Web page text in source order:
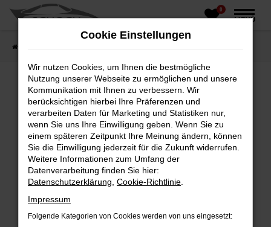
Zum
0
MENÜ
Fehler: Network Error
Beim Laden ist ein Fehler aufgetreten.
Hier sind ein paar Tipps, die dir helfen können:
Überprüfe deine Firewall und deine
Internetverbindung.
Laden andere Webseiten, zum Beispiel deine
Suchmaschine?
Prüfe deine Browsererweiterungen.
Cookie Einstellungen
Wir nutzen Cookies, um Ihnen die bestmögliche
Nutzung unserer Webseite zu ermöglichen und unsere
Kommunikation mit Ihnen zu verbessern. Wir
berücksichtigen hierbei Ihre Präferenzen und
verarbeiten Daten für Marketing und Statistiken nur,
wenn Sie uns Ihre Einwilligung geben. Wenn Sie zu
einem späteren Zeitpunkt Ihre Meinung ändern, können
Sie die Einwilligung jederzeit für die Zukunft widerrufen.
Weitere Informationen zum Umfang der
Datenverarbeitung finden Sie hier:
Datenschutzerklärung Cookie-Richtlinie
Impressum
Folgende Kategorien von Cookies werden von uns eingesetzt: